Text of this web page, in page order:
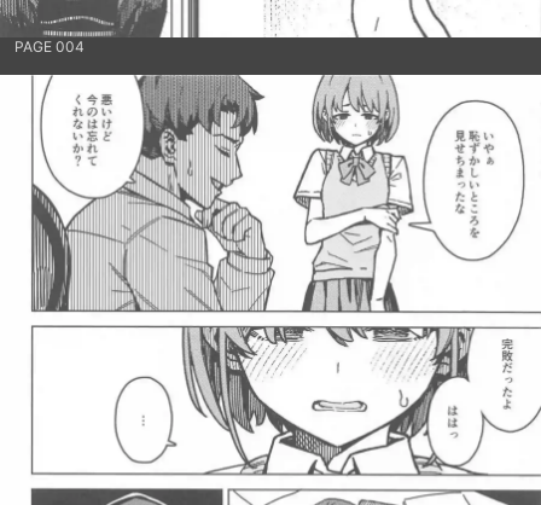
PAGE 004